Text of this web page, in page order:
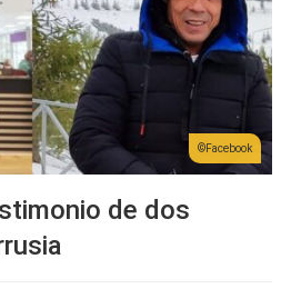
Facebook
de dos